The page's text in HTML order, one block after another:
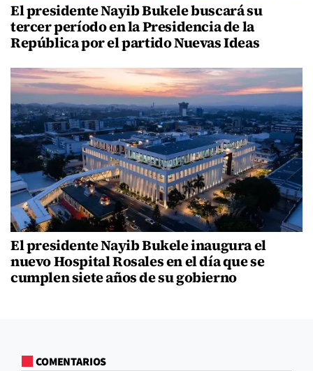
El presidente Nayib Bukele buscará su
tercer período en la Presidencia de la
República por el partido Nuevas Ideas
El presidente Nayib Bukele inaugura el
nuevo Hospital Rosales en el día que se
cumplen siete años de su gobierno
COMENTARIOS